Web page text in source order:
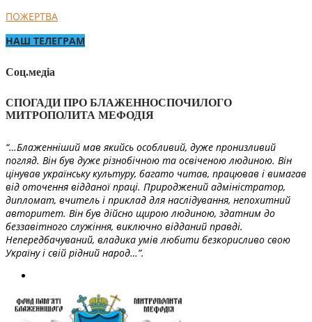
ПОЖЕРТВА
НАШ ТЕЛЕГРАМ
Соц.медіа
СПОГАДИ ПРО БЛАЖЕННОСПОЧИЛОГО
МИТРОПОЛИТА МЕФОДІЯ
“…Блаженніший мав якийсь особливий, дуже пронизливий
погляд. Він був дуже різнобічною та освіченою людиною. Він
цінував українську культуру, багато читав, працював і вимагав
від оточення відданої праці. Природжений адміністратор,
дипломат, вчитель і приклад для наслідування, непохитний
авторитет. Він був дійсно щирою людиною, здатним до
беззавітного служіння, виключно відданий правді.
Непередбачуваний, владика умів любити безкорисливо свою
Україну і свій рідний народ…”.